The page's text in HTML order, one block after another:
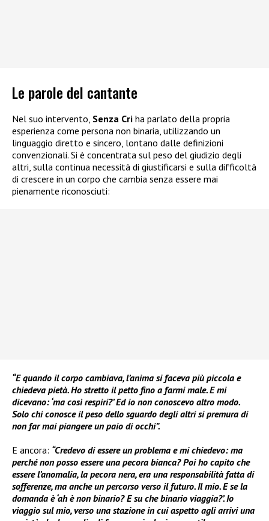
Le parole del cantante
Nel suo intervento, Senza Cri ha parlato della propria
esperienza come persona non binaria, utilizzando un
linguaggio diretto e sincero, lontano dalle definizioni
convenzionali. Si è concentrata sul peso del giudizio degli
altri, sulla continua necessità di giustificarsi e sulla difficoltà
di crescere in un corpo che cambia senza essere mai
pienamente riconosciuti:
“E quando il corpo cambiava, l’anima si faceva più piccola e
chiedeva pietà. Ho stretto il petto fino a farmi male. E mi
dicevano: ‘ma così respiri?’ Ed io non conoscevo altro modo.
Solo chi conosce il peso dello sguardo degli altri si premura di
non far mai piangere un paio di occhi”.
E ancora: “Credevo di essere un problema e mi chiedevo: ma
perché non posso essere una pecora bianca? Poi ho capito che
essere l’anomalia, la pecora nera, era una responsabilità fatta di
sofferenze, ma anche un percorso verso il futuro. Il mio. E se la
domanda è ‘ah è non binario? E su che binario viaggia?’. Io
viaggio sul mio, verso una stazione in cui aspetto agli arrivi una